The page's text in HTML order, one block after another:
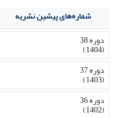
شماره‌های پیشین نشریه
دوره 38
(1404)
دوره 37
(1403)
دوره 36
(1402)